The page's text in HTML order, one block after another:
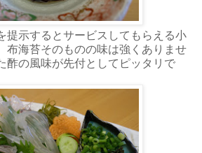
提示するとサービスしてもらえる小
布海苔そのものの味は強くありませ
酢の風味が先付としてピッタリで